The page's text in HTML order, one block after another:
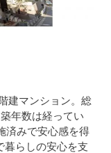
建マンション。総
年数は経ってい
済みで安心感を得
暮らしの安心を支